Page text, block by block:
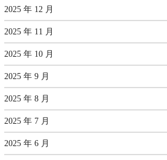
2025 年 12 月
2025 年 11 月
2025 年 10 月
2025 年 9 月
2025 年 8 月
2025 年 7 月
2025 年 6 月